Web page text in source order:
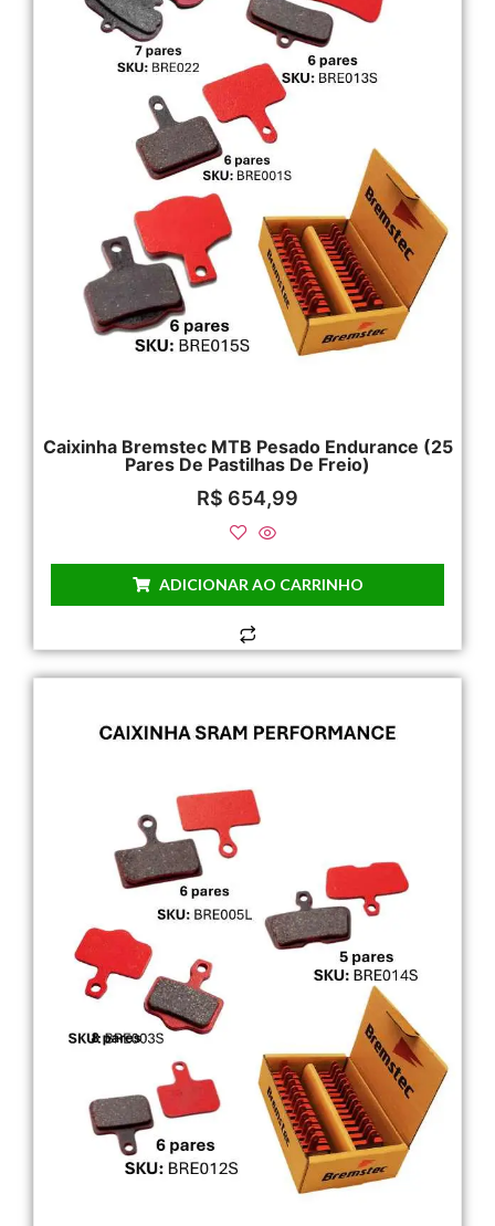
Caixinha Bremstec MTB Pesado Endurance (25
Pares De Pastilhas De Freio)
R$ 654,99
ADICIONAR AO CARRINHO